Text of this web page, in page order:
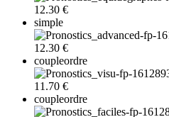
12.30 €
simple
12.30 €
coupleordre
11.70 €
coupleordre